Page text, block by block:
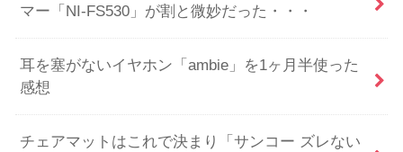
マー「NI-FS530」が割と微妙だった・・・
耳を塞がないイヤホン「ambie」を1ヶ月半使った
感想
チェアマットはこれで決まり「サンコー ズレない